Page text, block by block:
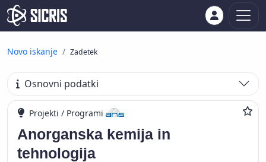
Novo iskanje Zadetek
Osnovni podatki
Projekti / Programi
Anorganska kemija in
tehnologija